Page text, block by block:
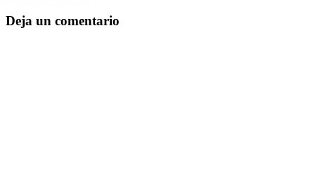
Deja un comentario